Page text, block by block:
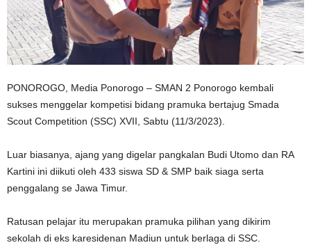
PONOROGO, Media Ponorogo – SMAN 2 Ponorogo kembali
sukses menggelar kompetisi bidang pramuka bertajug Smada
Scout Competition (SSC) XVII, Sabtu (11/3/2023).
Luar biasanya, ajang yang digelar pangkalan Budi Utomo dan RA
Kartini ini diikuti oleh 433 siswa SD & SMP baik siaga serta
penggalang se Jawa Timur.
Ratusan pelajar itu merupakan pramuka pilihan yang dikirim
sekolah di eks karesidenan Madiun untuk berlaga di SSC.